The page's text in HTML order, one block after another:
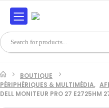
BOUTIQUE
PÉRIPHÉRIQUES & MULTIMÉDIA,
DELL MONITEUR PRO 27 E2725HM